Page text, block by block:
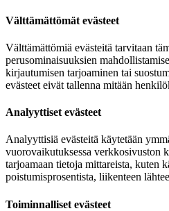
Välttämättömät evästeet
Välttämättömiä evästeitä tarvitaan
perusominaisuuksien
kirjautumisen tarjoaminen tai
evästeet eivät tallenna mitään
Analyyttiset evästeet
Analyyttisiä evästeitä käytetään
vuorovaikutuksessa verkkosivuston
tarjoamaan tietoja mittareista, kuten
poistumisprosentista, liikenteen
Toiminnalliset evästeet